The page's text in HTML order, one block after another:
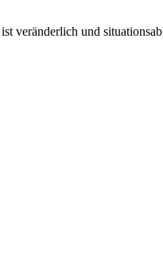
veränderlich und